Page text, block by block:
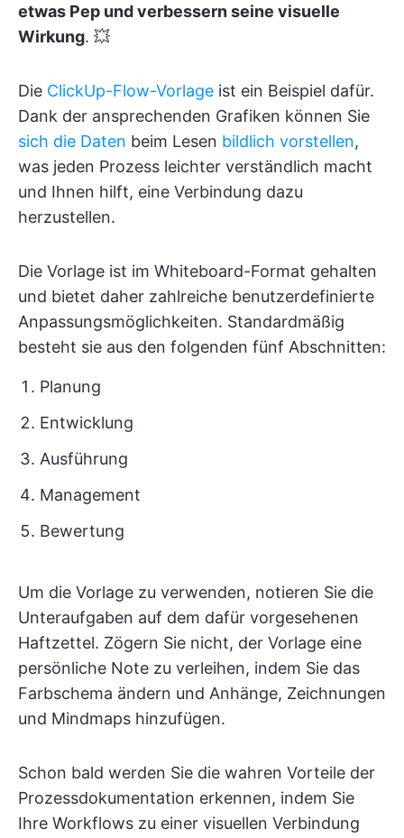
etwas Pep und verbessern seine visuelle
Wirkung. 💥
Die ClickUp-Flow-Vorlage ist ein Beispiel dafür.
Dank der ansprechenden Grafiken können Sie
sich die Daten beim Lesen bildlich vorstellen,
was jeden Prozess leichter verständlich macht
und Ihnen hilft, eine Verbindung dazu
herzustellen.
Die Vorlage ist im Whiteboard-Format gehalten
und bietet daher zahlreiche benutzerdefinierte
Anpassungsmöglichkeiten. Standardmäßig
besteht sie aus den folgenden fünf Abschnitten:
Planung
Entwicklung
Ausführung
Management
Bewertung
Um die Vorlage zu verwenden, notieren Sie die
Unteraufgaben auf dem dafür vorgesehenen
Haftzettel. Zögern Sie nicht, der Vorlage eine
persönliche Note zu verleihen, indem Sie das
Farbschema ändern und Anhänge, Zeichnungen
und Mindmaps hinzufügen.
Schon bald werden Sie die wahren Vorteile der
Prozessdokumentation erkennen, indem Sie
Ihre Workflows zu einer visuellen Verbindung